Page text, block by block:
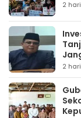
2
2